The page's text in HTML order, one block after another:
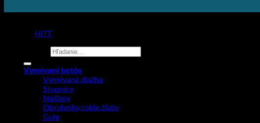
HiTT
Vymývaný betón
Vymývaná dlažba
Stupnice
Nášľapy
Obrubníky,cokle,žľaby
Gule